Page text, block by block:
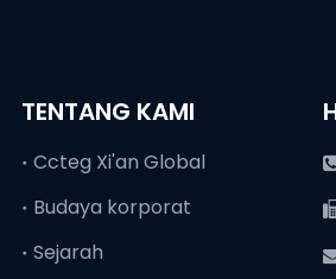
TENTANG KAMI
Ccteg Xi'an Global
Budaya korporat
Sejarah